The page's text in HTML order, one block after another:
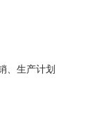
、生产计划